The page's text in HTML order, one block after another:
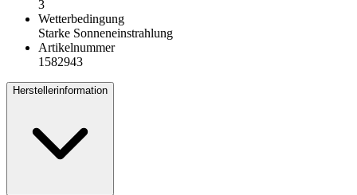
3
Wetterbedingung
Starke Sonneneinstrahlung
Artikelnummer
1582943
Herstellerinformation